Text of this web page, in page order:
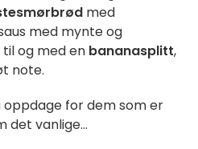
med
med mynte og
til og med en bananasplitt,
note.
for dem som er
det vanlige...